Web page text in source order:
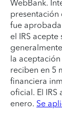
WebBank.
presentación
fue
el IRS
la
reciben en 5
financiera
oficial. El
enero. Se